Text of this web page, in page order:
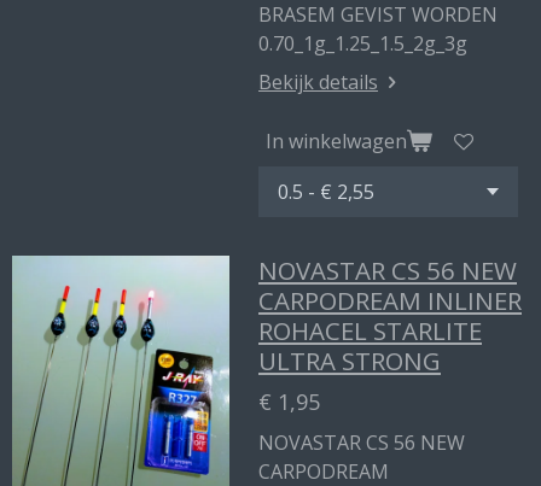
BRASEM GEVIST WORDEN
0.70_1g_1.25_1.5_2g_3g
Bekijk details
In winkelwagen
NOVASTAR CS 56 NEW
CARPODREAM INLINER
ROHACEL STARLITE
ULTRA STRONG
€ 1,95
NOVASTAR CS 56 NEW
CARPODREAM